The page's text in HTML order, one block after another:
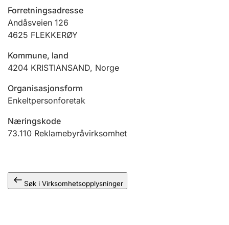
Jeger
Ektepaktveileder
Offentlig sektor
Forretningsadresse
Andåsveien 126
4625 FLEKKERØY
Kommune, land
4204 KRISTIANSAND, Norge
Organisasjonsform
Enkeltpersonforetak
Næringskode
73.110 Reklamebyråvirksomhet
Søk i Virksomhetsopplysninger